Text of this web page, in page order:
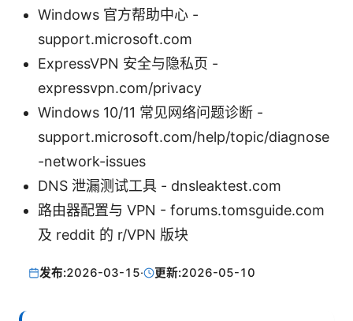
Windows 官方帮助中心 -
support.microsoft.com
ExpressVPN 安全与隐私页 -
expressvpn.com/privacy
Windows 10/11 常见网络问题诊断 -
support.microsoft.com/help/topic/diagnose
-network-issues
DNS 泄漏测试工具 - dnsleaktest.com
路由器配置与 VPN - forums.tomsguide.com
及 reddit 的 r/VPN 版块
发布:2026-03-15· 更新:2026-05-10